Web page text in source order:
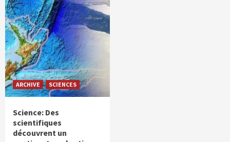
ARCHIVE SCIENCES
Science: Des
scientifiques
découvrent un